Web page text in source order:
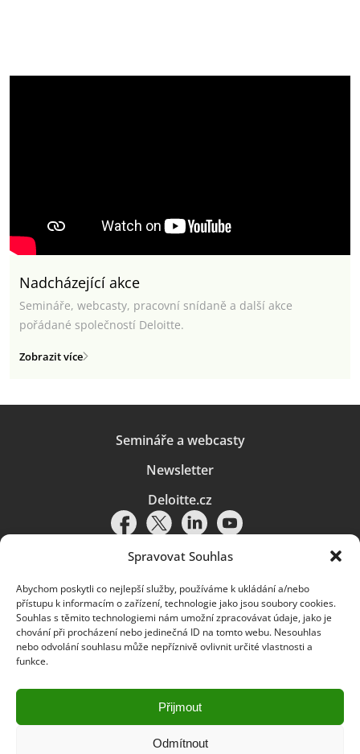
Spravovat Souhlas
Abychom poskytli co nejlepší služby, používáme k ukládání a/nebo
přístupu k informacím o zařízení, technologie jako jsou soubory cookies.
Souhlas s těmito technologiemi nám umožní zpracovávat údaje, jako je
chování při procházení nebo jedinečná ID na tomto webu. Nesouhlas
nebo odvolání souhlasu může nepříznivě ovlivnit určité vlastnosti a
funkce.
Přijmout
Odmítnout
Nadcházející akce
Semináře, webcasty, pracovní snídaně a další akce
pořádané společností Deloitte.
Zobrazit více
Semináře a webcasty
Newsletter
Deloitte.cz
Pravidla používání|Ochrana osobních údajů|Soubory cookies |
Deloitte.cz
© 2026. Více informací najdete vPravidlech používání.
Deloitte označuje jednu či více společností globální sítě členských
a přidružené subjekty (souhrnně „organizace Deloitte“). Společnost DTTL
(rovněž označovaná jako „Deloitte Global“) a každá z jejích členských
společností a jejich přidružených subjektů je samostatným a nezávislým
právním subjektem, který není oprávněn zavazovat nebo přijímat závazky
za jinou z těchto členských společností a jejich přidružených subjektů ve